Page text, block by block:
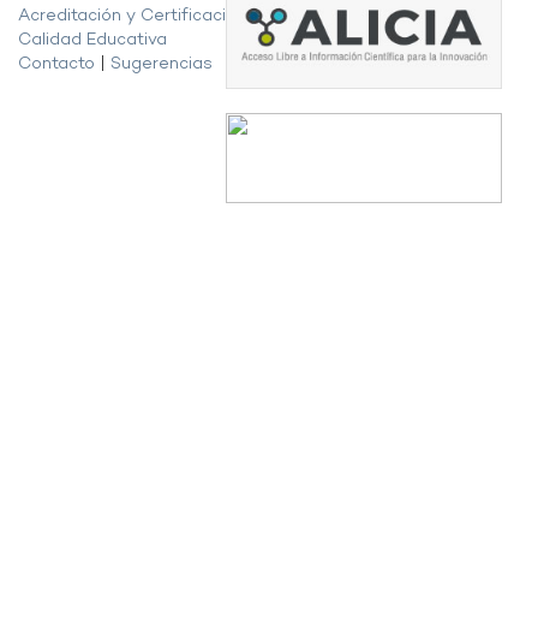
Acreditación y Certificación de la
Calidad Educativa
Contacto
Sugerencias